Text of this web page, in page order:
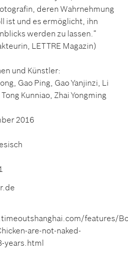
deren Wahrnehmung
ist und es ermöglicht, ihn
werden zu lassen.“
LETTRE Magazin)
und Künstler:
Gao Ping, Gao Yanjinzi, Li
Kunniao, Zhai Yongming
2016
features/
are-not-naked-
years.html